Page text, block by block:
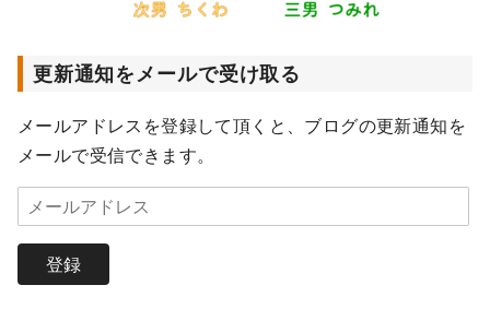
更新通知をメールで受け取る
メールアドレスを登録して頂くと、ブログの更新通知を
メールで受信できます。
メ
ー
ア
登録